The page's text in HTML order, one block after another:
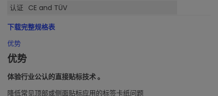
认证 CE and TÜV
下载完整规格表
优势
优势
体验行业公认的直接贴标技术 。
降低常见顶部或侧面贴标应用的标签卡纸问题